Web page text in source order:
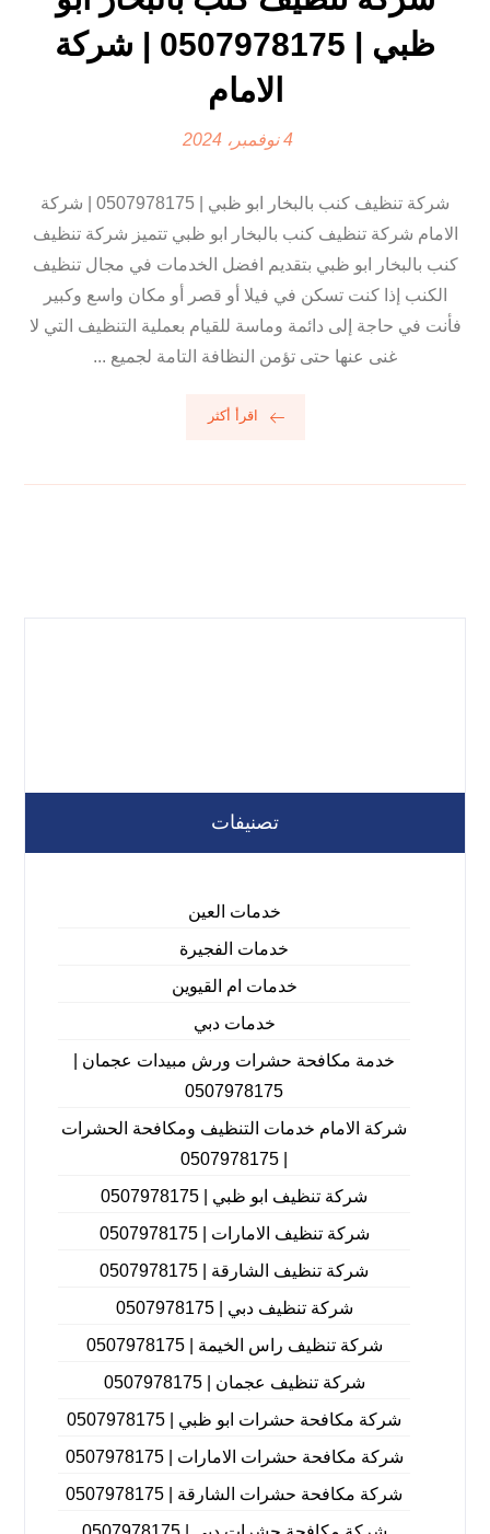
ظبي | 0507978175 | شركة
الامام
4 نوفمبر، 2024
شركة تنظيف كنب بالبخار ابو ظبي | 0507978175 | شركة
الامام شركة تنظيف كنب بالبخار ابو ظبي تتميز شركة تنظيف
كنب بالبخار ابو ظبي بتقديم افضل الخدمات في مجال تنظيف
الكنب إذا كنت تسكن في فيلا أو قصر أو مكان واسع وكبير
فأنت في حاجة إلى دائمة وماسة للقيام بعملية التنظيف التي لا
غنى عنها حتى تؤمن النظافة التامة لجميع ...
اقرأ أكثر
تصنيفات
خدمات العين
خدمات الفجيرة
خدمات ام القيوين
خدمات دبي
خدمة مكافحة حشرات ورش مبيدات عجمان |
0507978175
شركة الامام خدمات التنظيف ومكافحة الحشرات
شركة تنظيف ابو ظبي | 0507978175
شركة تنظيف الامارات | 0507978175
شركة تنظيف الشارقة | 0507978175
شركة تنظيف دبي | 0507978175
شركة تنظيف راس الخيمة | 0507978175
شركة تنظيف عجمان | 0507978175
شركة مكافحة حشرات ابو ظبي | 0507978175
شركة مكافحة حشرات الامارات | 0507978175
شركة مكافحة حشرات الشارقة | 0507978175